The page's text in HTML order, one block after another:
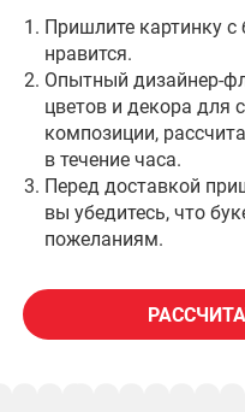
Пришлите картинку
нравится.
Опытный дизайнер-
цветов и декора для
композиции,
в течение часа.
Перед доставкой
вы убедитесь, что
пожеланиям.